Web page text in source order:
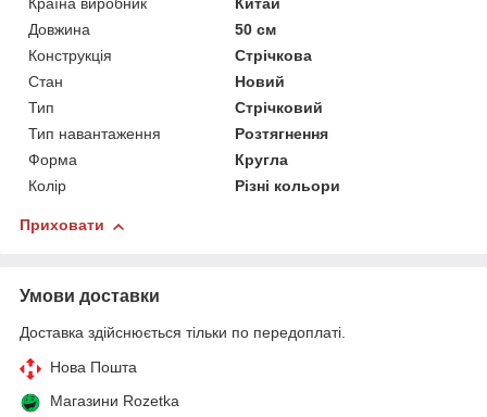
Країна виробник
Китай
Довжина
50 см
Конструкція
Стрічкова
Стан
Новий
Тип
Стрічковий
Тип навантаження
Розтягнення
Форма
Кругла
Колір
Різні кольори
Приховати
Умови доставки
Доставка здійснюється тільки по передоплаті.
Нова Пошта
Магазини Rozetka